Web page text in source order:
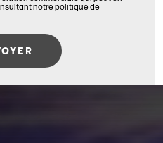
notre politique de